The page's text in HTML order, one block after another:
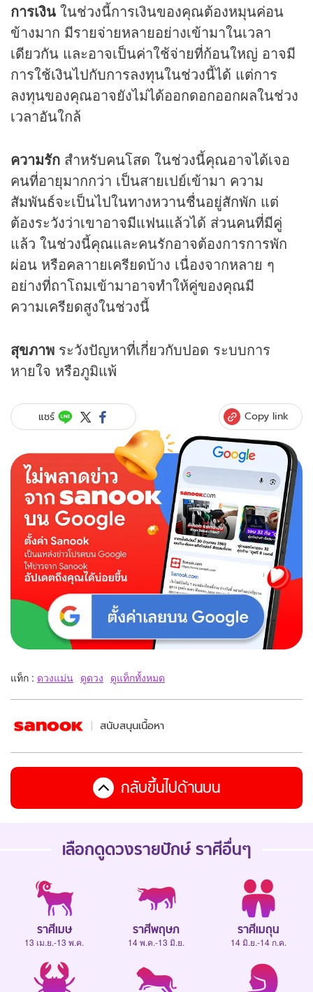
การเงิน ในช่วงนี้การเงินของคุณต้องหมุนค่อน
ข้างมาก มีรายจ่ายหลายอย่างเข้ามาในเวลา
เดียวกัน และอาจเป็นค่าใช้จ่ายที่ก้อนใหญ่ อาจมี
การใช้เงินไปกับการลงทุนในช่วงนี้ได้ แต่การ
ลงทุนของคุณอาจยังไม่ได้ออกดอกออกผลในช่วง
เวลาอันใกล้
ความรัก สำหรับคนโสด ในช่วงนี้คุณอาจได้เจอ
คนที่อายุมากกว่า เป็นสายเปย์เข้ามา ความ
สัมพันธ์จะเป็นไปในทางหวานชื่นอยู่สักพัก แต่
ต้องระวังว่าเขาอาจมีแฟนแล้วได้ ส่วนคนที่มีคู่
แล้ว ในช่วงนี้คุณและคนรักอาจต้องการการพัก
ผ่อน หรือคลาายเครียดบ้าง เนื่องจากหลาย ๆ
อย่างที่ถาโถมเข้ามาอาจทำให้คู่ของคุณมี
ความเครียดสูงในช่วงนี้
สุขภาพ ระวังปัญหาที่เกี่ยวกับปอด ระบบการ
หายใจ หรือภูมิแพ้
แชร์ Copy link
แท็ก : ดวงแม่น ดูดวง ดูแท็กทั้งหมด
สนับสนุนเนื้อหา
กลับขึ้นไปด้านบน
เลือกดูดวงรายปักษ์ราศีอื่นๆ
ราศีเมษ
13 เม.ย.-13 พ.ค.
ราศีพฤษภ
14 พ.ค.-13 มิ.ย.
ราศีเมถุน
14 มิ.ย.-14 ก.ค.